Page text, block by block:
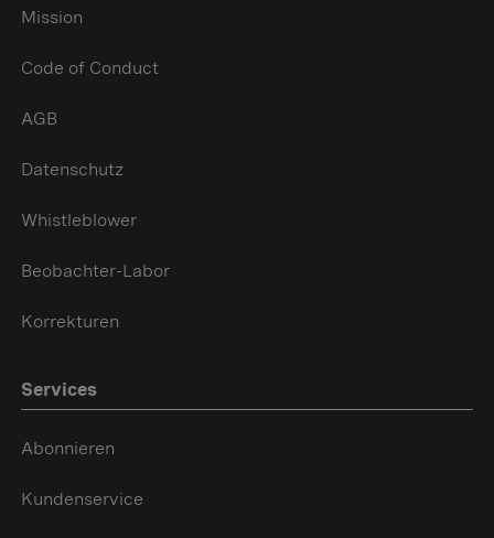
Mission
Code of Conduct
AGB
Datenschutz
Whistleblower
Beobachter-Labor
Korrekturen
Services
Abonnieren
Kundenservice